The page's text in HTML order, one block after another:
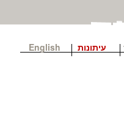
עיתונות English